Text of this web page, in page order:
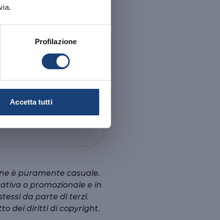
Profilazione
Accetta tutti
è puramente casuale.
o promozionale e in
da parte di terzi.
dei diritti di copyright.